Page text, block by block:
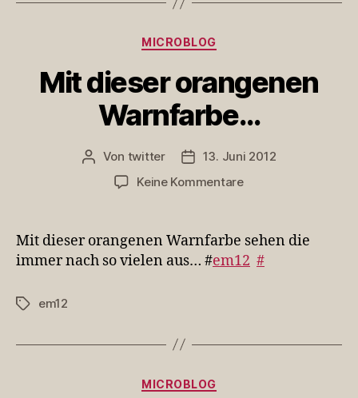
Kategorien
MICROBLOG
Mit dieser orangenen
Warnfarbe…
Beitragsautor
Von twitter Veröffentlichungsdatum
13. Juni 2012
Keine Kommentarezu
orangenen
Mit dieser orangenen Warnfarbe sehen die
immer nach so vielen aus… #em12 #
Schlagwörter
em12
Kategorien
MICROBLOG